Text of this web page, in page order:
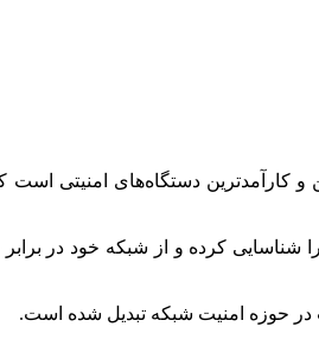
و کارآمدترین دستگاه‌های امنیتی
شناسایی کرده و از شبکه خود در